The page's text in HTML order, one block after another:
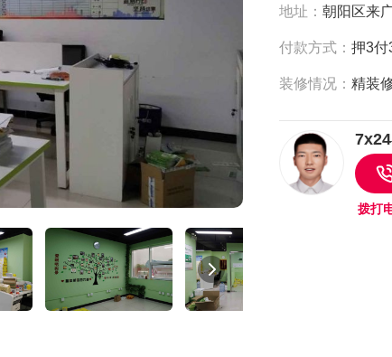
地址： 朝阳区来
付款方式： 押3付
装修情况： 精装
拨打